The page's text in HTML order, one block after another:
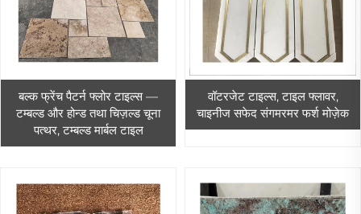
बल्क फ्रेंच पैटर्न फ्लोर टाइल्स —
टम्बल्ड और होन्ड तथा चिज़ल्ड चूना
पत्थर, टम्बल्ड मार्बल टाइल
वॉटरजेट टाइल्स, टाइल फ्लावर,
चाइनीज सफेद संगमरमर फर्श मोज़ेक